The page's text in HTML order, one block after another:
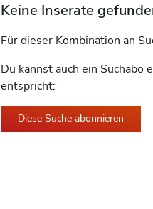
Keine Inserate
Für dieser Kombination an
Du kannst auch ein
entspricht:
Diese Suche abonnieren